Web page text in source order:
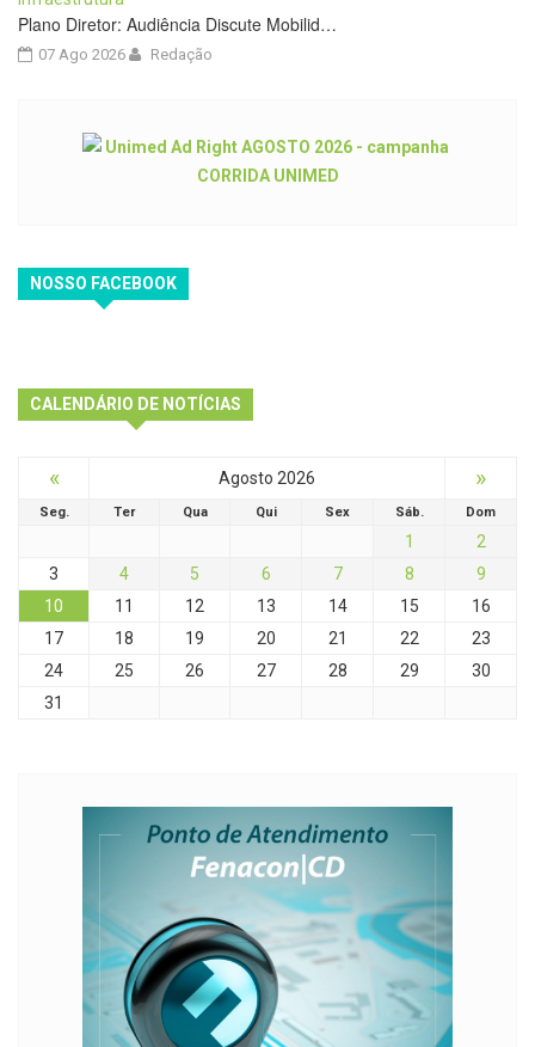
Plano Diretor: Audiência Discute Mobilid…
07 Ago 2026 Redação
NOSSO FACEBOOK
CALENDÁRIO DE NOTÍCIAS
« Agosto 2026 »
Seg. Ter Qua Qui Sex Sáb. Dom
1
2
3
4 5 6 7 8
9
10
11 12 13 14 15
16
17
18 19 20 21 22
23
24
25 26 27 28 29
30
31